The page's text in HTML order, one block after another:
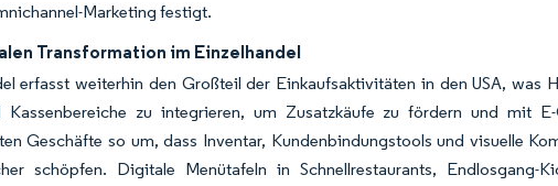
Marketing festigt.
Transformation im Einzelhandel
erfasst weiterhin den Großteil der Einkaufsaktivitäten in den USA, was
Kassenbereiche zu integrieren, um Zusatzkäufe zu fördern und mit
Geschäfte so um, dass Inventar, Kundenbindungstools und visuelle
schöpfen. Digitale Menütafeln in Schnellrestaurants, Endlosgang-